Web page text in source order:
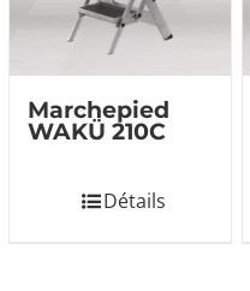
Marchepied
WAKÜ 210C
Détails